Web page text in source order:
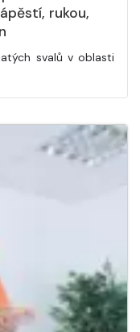
rukou,
svalů v oblasti